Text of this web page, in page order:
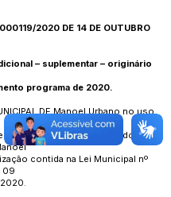
2020 DE 14 DE OUTUBRO
– suplementar – originário
programa de 2020.
DE Manoel Urbano no uso
confere a Lei Orgânica do
contida na Lei Municipal nº
09